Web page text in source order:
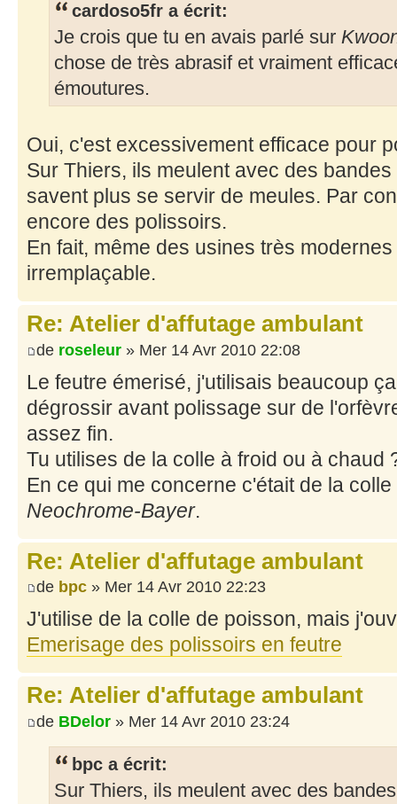
cardoso5fr a écrit:
Je crois que tu en avais parlé sur
chose de très abrasif et vraiment
émoutures.
Oui, c'est excessivement efficace pour
Sur Thiers, ils meulent avec des
savent plus se servir de meules. Par
encore des polissoirs.
En fait, même des usines très
irremplaçable.
Re: Atelier d'affutage ambulant
de roseleur » Mer 14 Avr 2010 22:08
Le feutre émerisé, j'utilisais beaucoup
dégrossir avant polissage sur de
assez fin.
Tu utilises de la colle à froid ou à chaud
En ce qui me concerne c'était de la
Neochrome-Bayer.
Re: Atelier d'affutage ambulant
de bpc » Mer 14 Avr 2010 22:23
J'utilise de la colle de poisson, mais
Emerisage des polissoirs en feutre
Re: Atelier d'affutage ambulant
de BDelor » Mer 14 Avr 2010 23:24
bpc a écrit:
Sur Thiers, ils meulent avec des